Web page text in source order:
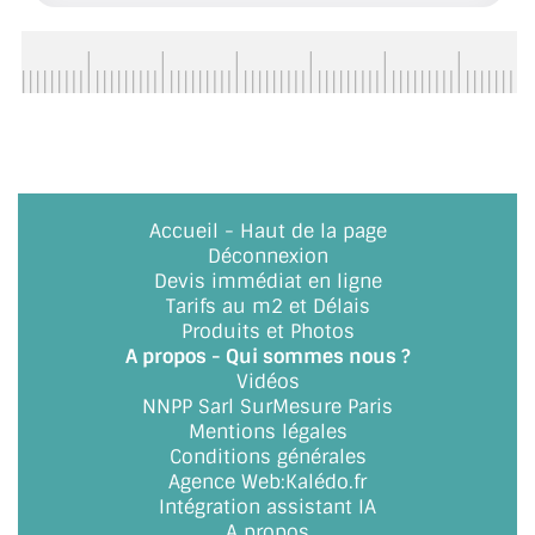
ACCESSOIRES & QUINCAILLERIE
LES PROFILS PAROI DE VERRE
VITRINE EN VERRE
CONNECTEURS ET ASSEMBLAGE DE VERRES
PLATS ET CORNIÈRES
LES CHARNIÈRES DE PORTE EN VERRE
BOUTONS ET POIGNÉES
Accueil - Haut de la page
Déconnexion
Devis immédiat en ligne
Tarifs au m2 et Délais
Produits et Photos
A propos - Qui sommes nous ?
Vidéos
NNPP Sarl SurMesure Paris
Mentions légales
Conditions générales
Agence Web:Kalédo.fr
Intégration assistant IA